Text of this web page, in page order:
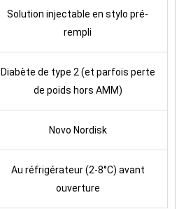
Solution injectable en stylo pré-
rempli
Diabète de type 2 (et parfois perte
de poids hors AMM)
Novo Nordisk
Au réfrigérateur (2-8°C) avant
ouverture